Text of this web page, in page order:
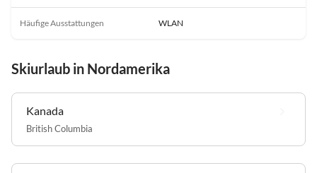
Häufige Ausstattungen WLAN
Skiurlaub in Nordamerika
Kanada
British Columbia